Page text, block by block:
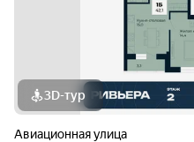
3D-тур
Авиационная улица